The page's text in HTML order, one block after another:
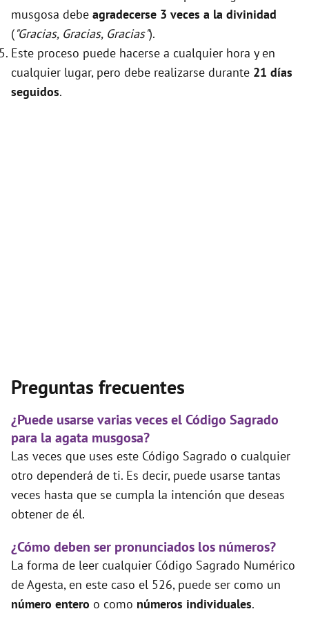
musgosa debe agradecerse 3 veces a la divinidad
("Gracias, Gracias, Gracias").
Este proceso puede hacerse a cualquier hora y en
cualquier lugar, pero debe realizarse durante 21 días
seguidos.
Preguntas frecuentes
¿Puede usarse varias veces el Código Sagrado
para la agata musgosa?
Las veces que uses este Código Sagrado o cualquier
otro dependerá de ti. Es decir, puede usarse tantas
veces hasta que se cumpla la intención que deseas
obtener de él.
¿Cómo deben ser pronunciados los números?
La forma de leer cualquier Código Sagrado Numérico
de Agesta, en este caso el 526, puede ser como un
número entero o como números individuales.